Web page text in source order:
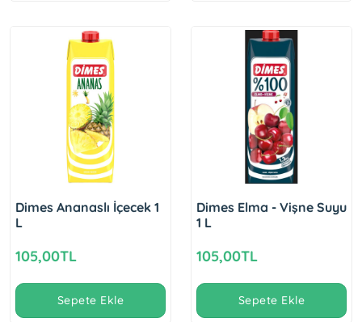
Dimes Ananaslı İçecek 1
L
105,00TL
Sepete Ekle
Dimes Elma - Vişne Suyu
1 L
105,00TL
Sepete Ekle